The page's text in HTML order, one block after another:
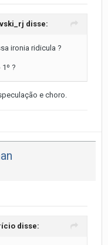
disse:
ironia ridicula ?
?
e choro.
disse: